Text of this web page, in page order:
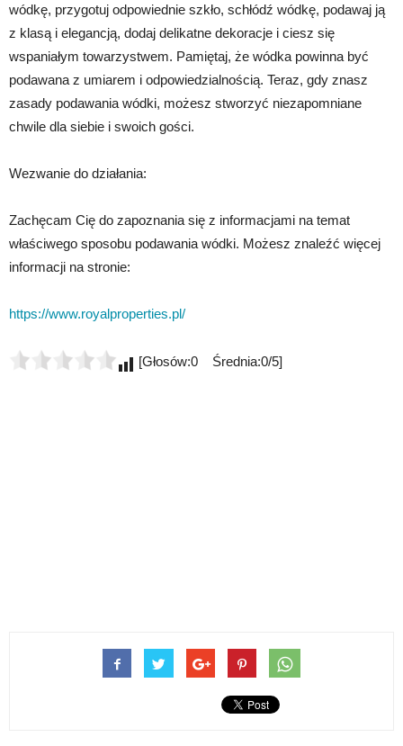
wódkę, przygotuj odpowiednie szkło, schłódź wódkę, podawaj ją
z klasą i elegancją, dodaj delikatne dekoracje i ciesz się
wspaniałym towarzystwem. Pamiętaj, że wódka powinna być
podawana z umiarem i odpowiedzialnością. Teraz, gdy znasz
zasady podawania wódki, możesz stworzyć niezapomniane
chwile dla siebie i swoich gości.
Wezwanie do działania:
Zachęcam Cię do zapoznania się z informacjami na temat
właściwego sposobu podawania wódki. Możesz znaleźć więcej
informacji na stronie:
https://www.royalproperties.pl/
[Głosów:0 Średnia:0/5]